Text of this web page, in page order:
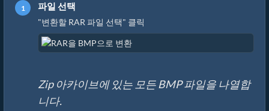
파일 선택
"변환할 RAR 파일 선택" 클릭
Zip 아카이브에 있는 모든 BMP 파일을 나열합
니다.